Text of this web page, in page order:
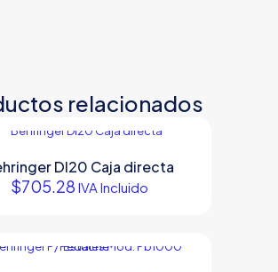
relacionados
DI20 Caja directa
$705.28 IVA Incluido